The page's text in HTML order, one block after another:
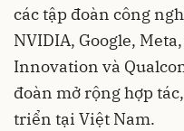
các tập đoàn công
NVIDIA, Google,
Innovation và
đoàn mở rộng hợp
triển tại Việt Nam.